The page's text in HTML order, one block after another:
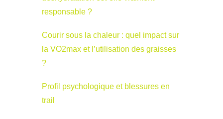
responsable ?
Courir sous la chaleur : quel impact sur
la VO2max et l’utilisation des graisses
?
Profil psychologique et blessures en
trail